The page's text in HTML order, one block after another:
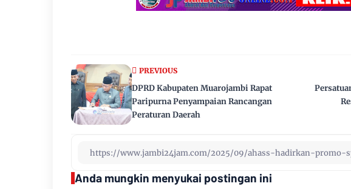
PREVIOUS
DPRD Kabupaten Muarojambi Rapat
Paripurna Penyampaian Rancangan
Peraturan Daerah
Anda mungkin menyukai postingan ini